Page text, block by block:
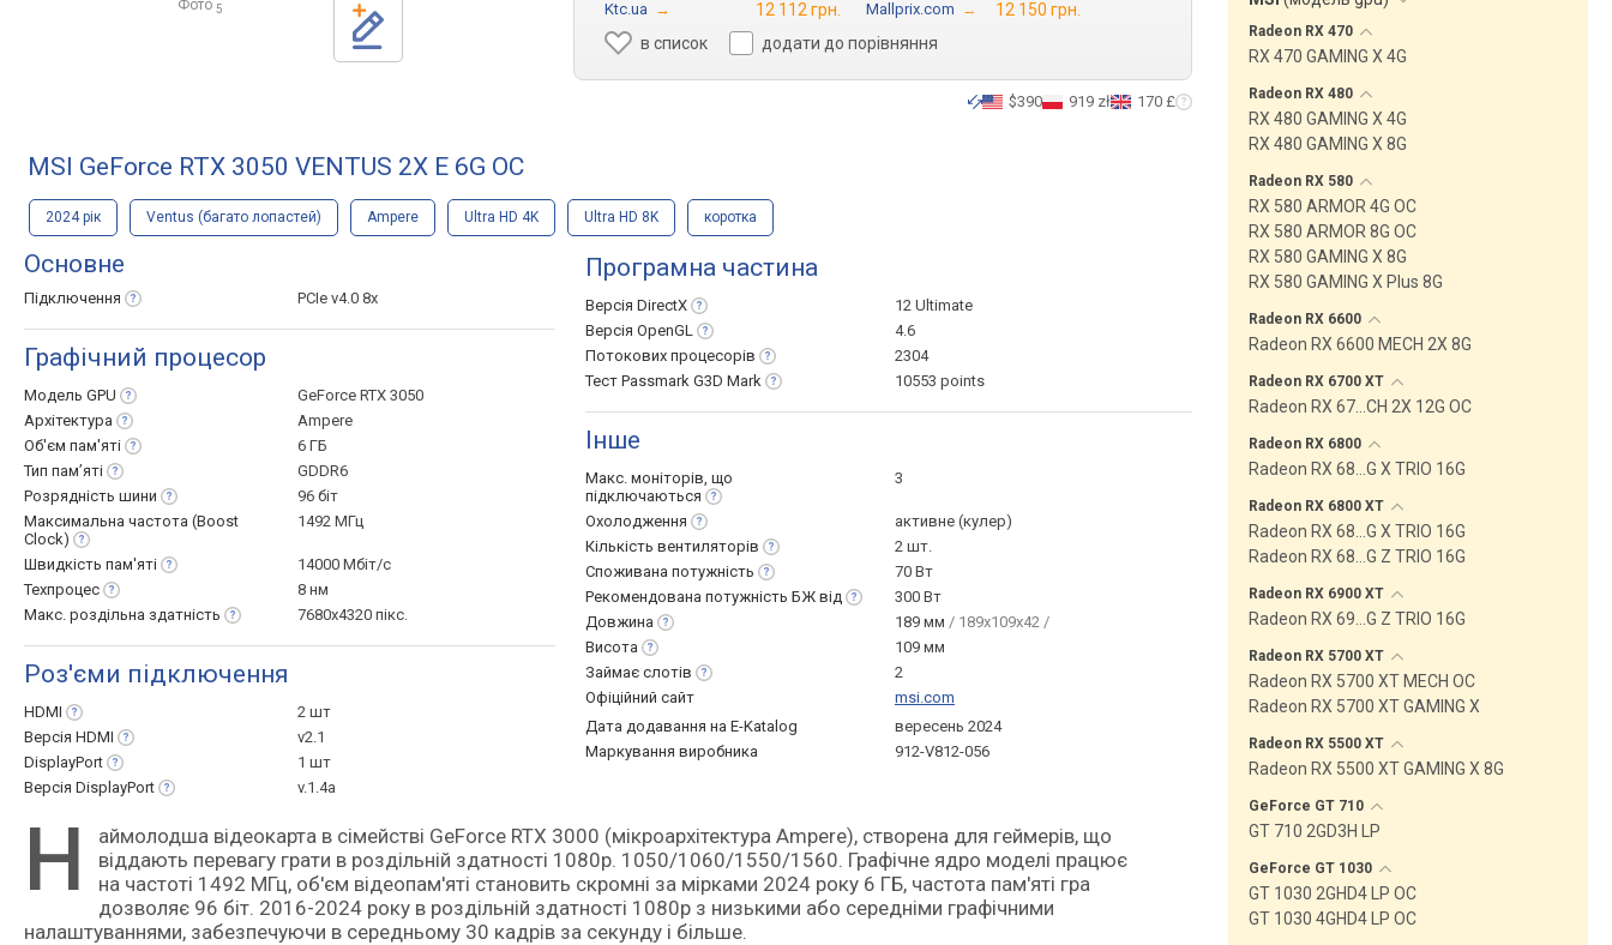
Фото 5 Ktc.ua → 12 112 грн. Mallprix.com →
12 150 грн.
в список
додати до порівняння
$390 919 zł 170 £
MSI GeForce RTX 3050 VENTUS 2X E 6G OC
2024 рік Ventus (багато лопастей) Ampere Ultra HD 4K Ultra HD 8K коротка
Основне
Підключення PCIe v4.0 8x
Графічний процесор
Модель GPU
GeForce RTX 3050
Архітектура
Ampere
Об'єм пам'яті
6 ГБ
Тип пам’яті
GDDR6
Розрядність шини
96 біт
Максимальна частота (Boost
Clock)
1492 МГц
Швидкість пам'яті
14000 Мбіт/с
Техпроцес
8 нм
Макс. роздільна здатність 7680x4320 пікс.
Роз'єми підключення
HDMI
2 шт
Версія HDMI
v2.1
DisplayPort
1 шт
Версія DisplayPort v.1.4a
Програмна частина
Версія DirectX
12 Ultimate
Версія OpenGL
4.6
Потокових процесорів
2304
Тест Passmark G3D Mark 10553 points
Інше
Макс. моніторів, що
підключаються
3
Охолодження
активне (кулер)
Кількість вентиляторів
2 шт.
Споживана потужність
70 Вт
Рекомендована потужність БЖ від
300 Вт
Довжина
189 мм / 189x109x42 /
Висота
109 мм
Займає слотів
2
Офіційний сайт
msi.com
Дата додавання на E-Katalog
вересень 2024
Маркування виробника
912-V812-056
Н
аймолодша відеокарта в сімействі GeForce RTX 3000 (мікроархітектура Ampere), створена для геймерів, що
віддають перевагу грати в роздільній здатності 1080p. 1050/1060/1550/1560. Графічне ядро моделі працює
на частоті 1492 МГц, об'єм відеопам'яті становить скромні за мірками 2024 року 6 ГБ, частота пам'яті гра
дозволяє 96 біт. 2016-2024 року в роздільній здатності 1080p з низькими або середніми графічними
налаштуваннями, забезпечуючи в середньому 30 кадрів за секунду і більше.
Radeon RX 470
RX 470 GAMING X 4G
Radeon RX 480
RX 480 GAMING X 4G
RX 480 GAMING X 8G
Radeon RX 580
RX 580 ARMOR 4G OC
RX 580 ARMOR 8G OC
RX 580 GAMING X 8G
RX 580 GAMING X Plus 8G
Radeon RX 6600
Radeon RX 6600 MECH 2X 8G
Radeon RX 6700 XT
Radeon RX 67…CH 2X 12G OC
Radeon RX 6800
Radeon RX 68…G X TRIO 16G
Radeon RX 6800 XT
Radeon RX 68…G X TRIO 16G
Radeon RX 68…G Z TRIO 16G
Radeon RX 6900 XT
Radeon RX 69…G Z TRIO 16G
Radeon RX 5700 XT
Radeon RX 5700 XT MECH OC
Radeon RX 5700 XT GAMING X
Radeon RX 5500 XT
Radeon RX 5500 XT GAMING X 8G
GeForce GT 710
GT 710 2GD3H LP
GeForce GT 1030
GT 1030 2GHD4 LP OC
GT 1030 4GHD4 LP OC